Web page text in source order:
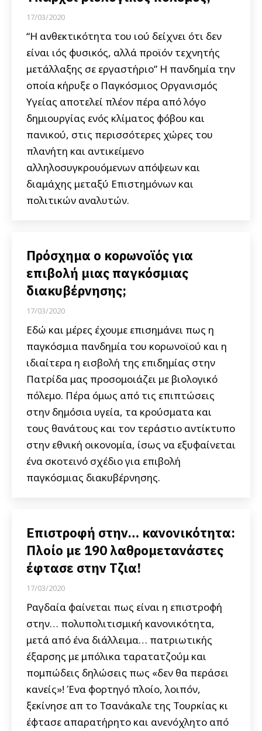
17/03/2020
“Η ανθεκτικότητα του ιού δείχνει ότι δεν
είναι ιός φυσικός, αλλά προϊόν τεχνητής
μετάλλαξης σε εργαστήριο” Η πανδημία την
οποία κήρυξε ο Παγκόσμιος Οργανισμός
Υγείας αποτελεί πλέον πέρα από λόγο
δημιουργίας ενός κλίματος φόβου και
πανικού, στις περισσότερες χώρες του
πλανήτη και αντικείμενο
αλληλοσυγκρουόμενων απόψεων και
διαμάχης μεταξύ Επιστημόνων και
πολιτικών αναλυτών.
Πρόσχημα ο κορωνοϊός για
επιβολή μιας παγκόσμιας
διακυβέρνησης;
17/03/2020
Εδώ και μέρες έχουμε επισημάνει πως η
παγκόσμια πανδημία του κορωνοϊού και η
ιδιαίτερα η εισβολή της επιδημίας στην
Πατρίδα μας προσομοιάζει με βιολογικό
πόλεμο. Πέρα όμως από τις επιπτώσεις
στην δημόσια υγεία, τα κρούσματα και
τους θανάτους και τον τεράστιο αντίκτυπο
στην εθνική οικονομία, ίσως να εξυφαίνεται
ένα σκοτεινό σχέδιο για επιβολή
παγκόσμιας διακυβέρνησης.
Επιστροφή στην… κανονικότητα:
Πλοίο με 190 λαθρομετανάστες
έφτασε στην Τζια!
17/03/2020
Ραγδαία φαίνεται πως είναι η επιστροφή
στην… πολυπολιτισμική κανονικότητα,
μετά από ένα διάλλειμα… πατριωτικής
έξαρσης με μπόλικα ταρατατζούμ και
πομπώδεις δηλώσεις πως «δεν θα περάσει
κανείς»! Ένα φορτηγό πλοίο, λοιπόν,
ξεκίνησε απ το Τσανάκαλε της Τουρκίας κι
έφτασε απαρατήρητο και ανενόχλητο από